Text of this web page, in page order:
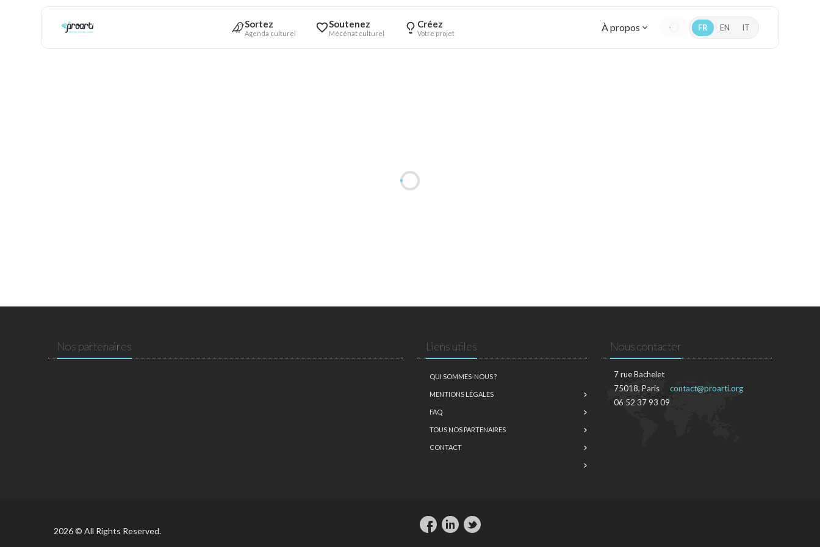
Sortez
Agenda culturel
Soutenez
Mécénat culturel
Créez
Votre projet À propos FR EN IT
Nos partenaires Liens utiles
QUI SOMMES-NOUS ?
MENTIONS LÉGALES
FAQ
TOUS NOS PARTENAIRES
CONTACT
Nous contacter
7 rue Bachelet
75018, Paris
06 52 37 93 09
contact@proarti.org
2026 © All Rights Reserved.